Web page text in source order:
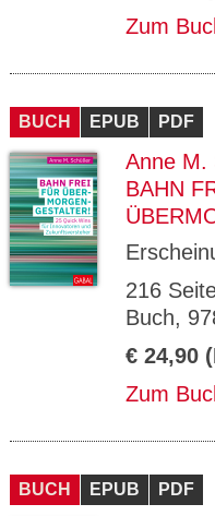
Zum
BUCH EPUB PDF
Anne M.
BAHN
216
Buch,
€ 24,90
Zum
BUCH EPUB PDF